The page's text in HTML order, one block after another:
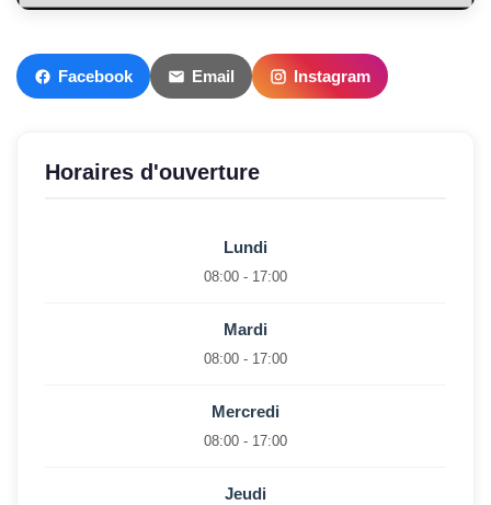
Facebook Email Instagram
Horaires d'ouverture
Lundi
08:00 - 17:00
Mardi
08:00 - 17:00
Mercredi
08:00 - 17:00
Jeudi